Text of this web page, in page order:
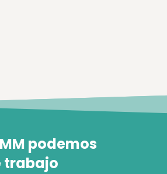
podemos
trabajo